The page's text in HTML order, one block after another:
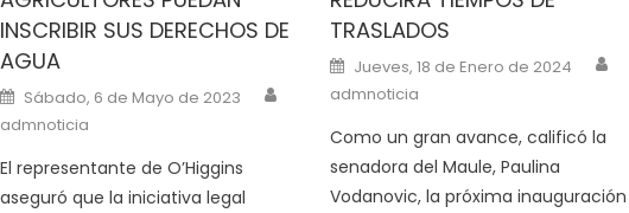
INSCRIBIR SUS DERECHOS DE
AGUA
Posted on
Sábado, 6 de Mayo de 2023 Author
admnoticia
El representante de O’Higgins
aseguró que la iniciativa legal
TRASLADOS
Posted on
Jueves, 18 de Enero de 2024
admnoticia
Como un gran avance, calificó la
senadora del Maule, Paulina
Vodanovic, la próxima inauguración